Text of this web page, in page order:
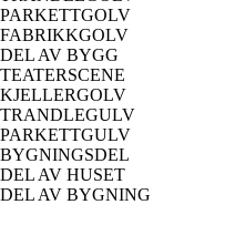
PARKETTGOLV
FABRIKKGOLV
DEL AV BYGG
TEATERSCENE
KJELLERGOLV
TRANDLEGULV
PARKETTGULV
BYGNINGSDEL
DEL AV HUSET
DEL AV BYGNING